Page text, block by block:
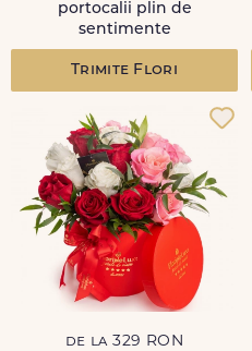
portocalii plin de
sentimente
Trimite Flori
de la 329 RON